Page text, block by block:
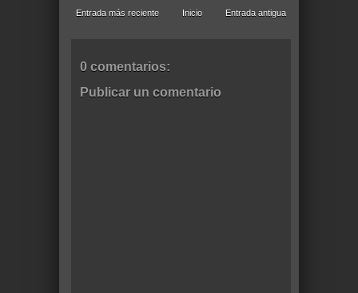
Entrada más reciente Entrada antigua
Inicio
0 comentarios:
Publicar un comentario